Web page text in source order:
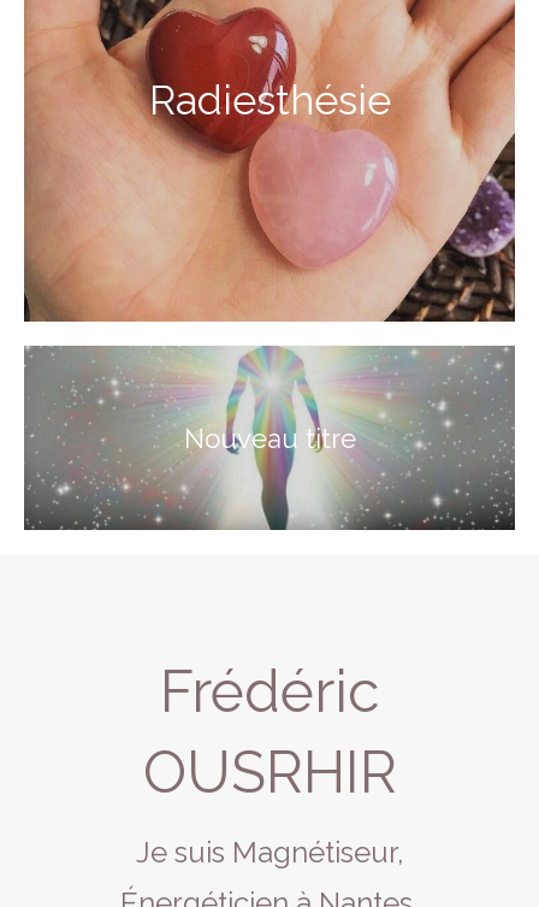
Radiesthésie
Nouveau titre
Frédéric
OUSRHIR
Je suis Magnétiseur,